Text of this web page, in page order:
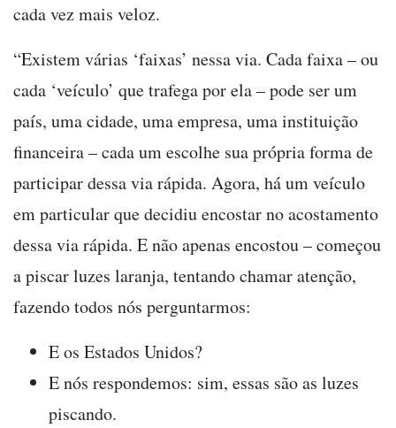
cada vez mais veloz.
“Existem várias ‘faixas’ nessa via. Cada faixa – ou
cada ‘veículo’ que trafega por ela – pode ser um
país, uma cidade, uma empresa, uma instituição
financeira – cada um escolhe sua própria forma de
participar dessa via rápida. Agora, há um veículo
em particular que decidiu encostar no acostamento
dessa via rápida. E não apenas encostou – começou
a piscar luzes laranja, tentando chamar atenção,
fazendo todos nós perguntarmos:
E os Estados Unidos?
E nós respondemos: sim, essas são as luzes
piscando.